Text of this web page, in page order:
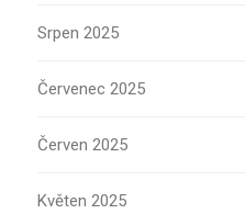
Srpen 2025
Červenec 2025
Červen 2025
Květen 2025